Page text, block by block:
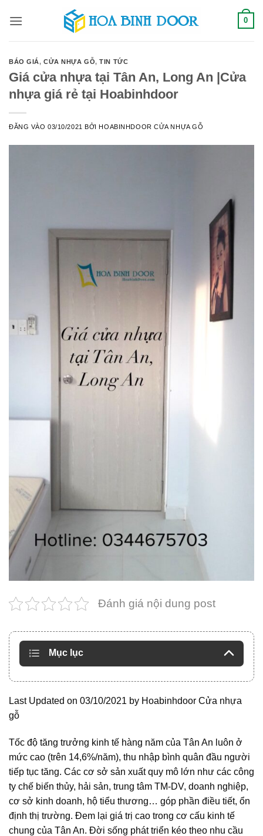
qua
0
BÁO GIÁ,CỬA NHỰA GỖ,TIN TỨC
Giá cửa nhựa tại Tân An, Long An |Cửa
nhựa giá rẻ tại Hoabinhdoor
ĐĂNG VÀO03/10/2021 BỞIHOABINHDOOR CỬA NHỰA GỖ
Đánh giá nội dung post
Mục lục
Last Updated on 03/10/2021 by Hoabinhdoor Cửa nhựa
gỗ
Tốc độ tăng trưởng kinh tế hàng năm của Tân An luôn ở
mức cao (trên 14,6%/năm), thu nhập bình quân đầu người
tiếp tục tăng. Các cơ sở sản xuất quy mô lớn như các công
ty chế biến thủy, hải sản, trung tâm TM-DV, doanh nghiệp,
cơ sở kinh doanh, hộ tiểu thương… góp phần điều tiết, ổn
định thị trường. Đem lại giá trị cao trong cơ cấu kinh tế
chung của Tân An. Đời sống phát triển kéo theo nhu cầu